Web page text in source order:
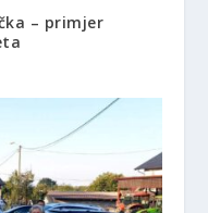
– primjer